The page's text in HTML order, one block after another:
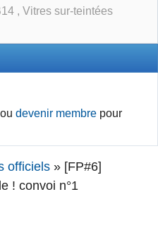
, Vitres sur-teintées
oudevenir membre pour
officiels » [FP#6]
! convoi n°1